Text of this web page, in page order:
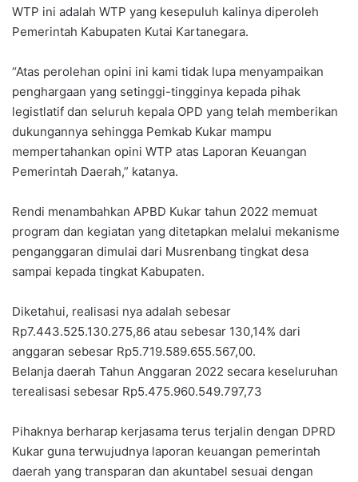
WTP ini adalah WTP yang kesepuluh kalinya diperoleh
Pemerintah Kabupaten Kutai Kartanegara.
“Atas perolehan opini ini kami tidak lupa menyampaikan
penghargaan yang setinggi-tingginya kepada pihak
legistlatif dan seluruh kepala OPD yang telah memberikan
dukungannya sehingga Pemkab Kukar mampu
mempertahankan opini WTP atas Laporan Keuangan
Pemerintah Daerah,” katanya.
Rendi menambahkan APBD Kukar tahun 2022 memuat
program dan kegiatan yang ditetapkan melalui mekanisme
penganggaran dimulai dari Musrenbang tingkat desa
sampai kepada tingkat Kabupaten.
Diketahui, realisasi nya adalah sebesar
Rp7.443.525.130.275,86 atau sebesar 130,14% dari
anggaran sebesar Rp5.719.589.655.567,00.
Belanja daerah Tahun Anggaran 2022 secara keseluruhan
terealisasi sebesar Rp5.475.960.549.797,73
Pihaknya berharap kerjasama terus terjalin dengan DPRD
Kukar guna terwujudnya laporan keuangan pemerintah
daerah yang transparan dan akuntabel sesuai dengan